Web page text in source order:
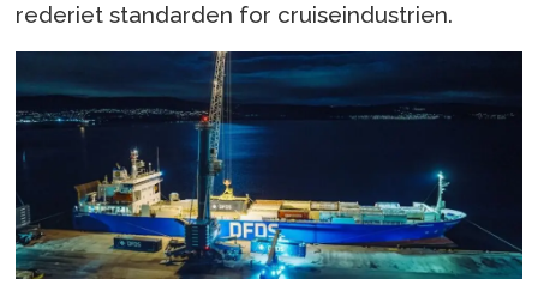
rederiet standarden for cruiseindustrien.